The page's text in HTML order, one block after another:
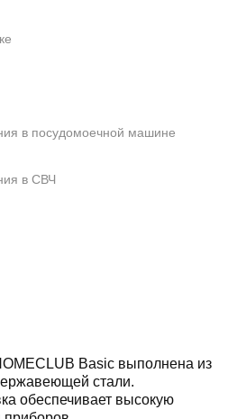
в посудомоечной машине
в СВЧ
Basic выполнена из
стали.
обеспечивает высокую